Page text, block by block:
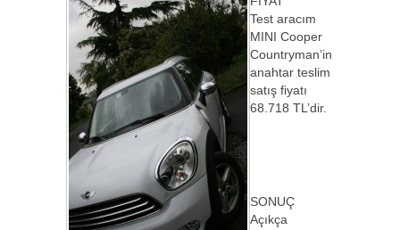
Test aracım
MINI Cooper
Countryman’in
anahtar teslim
satış fiyatı
68.718 TL’dir.
SONUÇ
Açıkça